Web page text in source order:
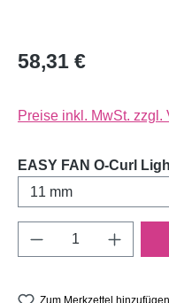
58,31 €
Preise inkl. MwSt. zzgl.
EASY FAN O-Curl
Produkt Anzahl:
Zum Merkzettel hinzufügen